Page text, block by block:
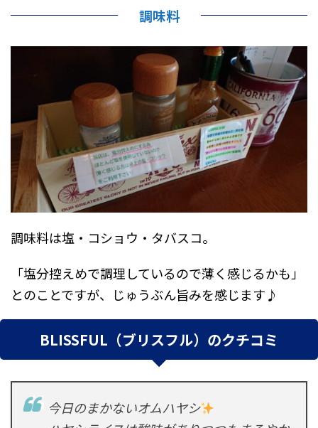
調味料
調味料は塩・コショウ・タバスコ。
「塩分控えめで調理しているので薄く感じるかも」
とのことですが、じゅうぶん旨みを感じます♪
BLISSFUL（ブリスフル）のクチコミ
今日のまかないオムハヤシ